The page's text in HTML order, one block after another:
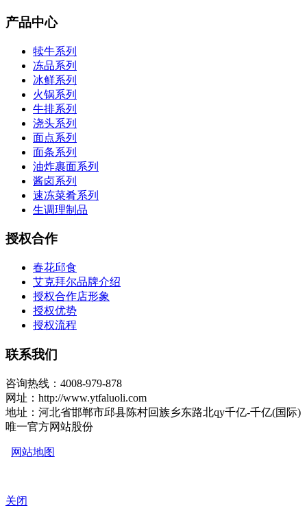
产品中心
犊牛系列
冻品系列
冰鲜系列
火锅系列
牛排系列
浇头系列
面点系列
面条系列
油炸裹面系列
酱卤系列
速冻菜肴系列
生调理制品
授权合作
春花邱食
艾克拜尔品牌介绍
授权合作店形象
授权优势
授权流程
联系我们
咨询热线：4008-979-878
网址：http://www.ytfaluoli.com
地址：河北省邯郸市邱县陈村回族乡东路北qy千亿-千亿(国际)
唯一官方网站股份
网站地图
关闭